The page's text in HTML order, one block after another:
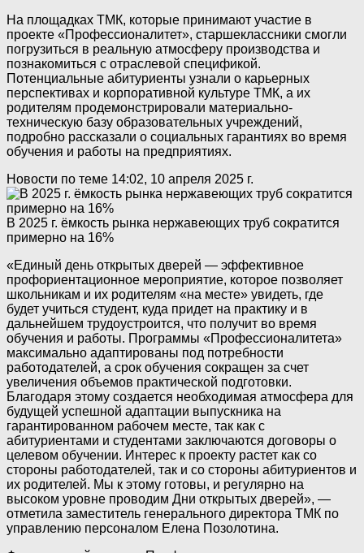
На площадках ТМК, которые принимают участие в
проекте «Профессионалитет», старшеклассники смогли
погрузиться в реальную атмосферу производства и
познакомиться с отраслевой спецификой.
Потенциальные абитуриенты узнали о карьерных
перспективах и корпоративной культуре ТМК, а их
родителям продемонстрировали материально-
техническую базу образовательных учреждений,
подробно рассказали о социальных гарантиях во время
обучения и работы на предприятиях.
Новости по теме 14:02, 10 апреля 2025 г.
В 2025 г. ёмкость рынка нержавеющих труб сократится
примерно на 16%
«Единый день открытых дверей — эффективное
профориентационное мероприятие, которое позволяет
школьникам и их родителям «на месте» увидеть, где
будет учиться студент, куда придет на практику и в
дальнейшем трудоустроится, что получит во время
обучения и работы. Программы «Профессионалитета»
максимально адаптированы под потребности
работодателей, а срок обучения сокращен за счет
увеличения объемов практической подготовки.
Благодаря этому создается необходимая атмосфера для
будущей успешной адаптации выпускника на
гарантированном рабочем месте, так как с
абитуриентами и студентами заключаются договоры о
целевом обучении. Интерес к проекту растет как со
стороны работодателей, так и со стороны абитуриентов и
их родителей. Мы к этому готовы, и регулярно на
высоком уровне проводим Дни открытых дверей», —
отметила заместитель генерального директора ТМК по
управлению персоналом Елена Позолотина.